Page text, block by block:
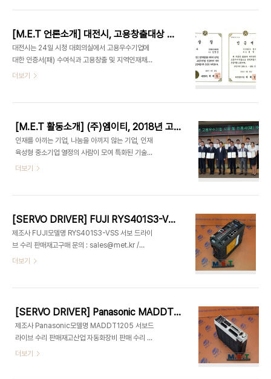
repair@met.kr 풍요로운 추석기간 빠르고 편리한
YTN2421:00~21:50토프로그램 전,후 랜덤 멀더
와 함께했던 무더운 여름도 지나가고 가을중 가을인
9월도~ (주)엠이티를 믿고 찾아주시는 고객님들께
8월보다 더 많은 멀더로 찾아가려고 합니다! 많은 관
심 부탁드립니다!! Panasonic, KEB 한국공식서비
SANYO DENKI 한국공식판매대리점 대표전화 :
[M.E.T 언론소개] 대전시, 고용창출대상 시상 및 고용우수기업 인증서 수여
대전시는 24일 시청 대회의실에서 고용우수기업에
대한 인증서(패) 수여식과 고용창출 및 지역인재채용
대상 시상식을 가졌다. 고용우수기업 인증서는 지난
됐다. 올해 고용창출대상 최우수는 ㈜플랜아이, 우
수는 주식회사 엠이티, 장려(고용창출 부문)는 ㈜이
노솔루텍, 장려(지역인재채용 부문)은 주식회사 플라
즈맵이 각각 수상했다. 고용우수기업으로 선정된 기
업들은 어려운 경제 여건 속에서도 지역인재를 고용
론, 사회공헌 활동에도 활발한 기업들이다. 허태정 대
역 청년들에게 일자..
더보기
[M.E.T 활동소개] (주)엠이티, 2018년 고용우수기업 시상 및 인증서(패) 수여
인재를 아끼는 기업, 나눔을 아끼지 않는 기업, 인재
육성형 중소기업 열정의 사람이 모여 특화된 기술력
으로 성장한 주식회사 엠이티! (주)엠이티는 24일 대
출 대상, 우수상을 수상한 (주)엠이티! 지속적인 일자
리 창출을 통해 청년들에게 희망을 줄 수 있도록 (주)
엠이티 김영상 대표의 철학으로 청년 인재를 기다리
며 직원들에게 좋은 회사로 성장하겠습니다!
더보기
[SERVO DRIVER] FUJI RYS401S3-VSS RYS401S3VSS 후지 기술전문기업 (주)엠이티 MET 대전엠이티
제조사 FUJI모델명 RYS401S3-VSS 서보 드라이
브 수리 판매재고구매 문의 : sales@met.kr /
1670-8257(1)수리 문의 : repair@met.kr /
리고처엠이티
더보기
[SERVO DRIVER] Panasonic MADDT1205 파나소닉 MET 대전엠이티
제조사 Panasonic모델명 MADDT1205 서보드
라이브 수리 판매재고산업 자동화장비 판매 수리 공
장장비 유지보수 기술전문기업 (주)엠이티 MET 대
더보기